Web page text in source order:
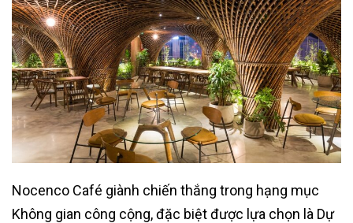
Nocenco Café giành chiến thắng trong hạng mục
Không gian công cộng, đặc biệt được lựa chọn là Dự